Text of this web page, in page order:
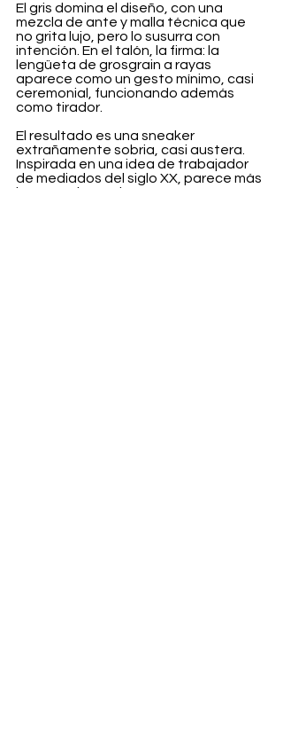
El gris domina el diseño, con una
mezcla de ante y malla técnica que
no grita lujo, pero lo susurra con
intención. En el talón, la firma: la
lengüeta de grosgrain a rayas
aparece como un gesto mínimo, casi
ceremonial, funcionando además
como tirador.
El resultado es una sneaker
extrañamente sobria, casi austera.
Inspirada en una idea de trabajador
de mediados del siglo XX, parece más
interesada en el gesto correcto que